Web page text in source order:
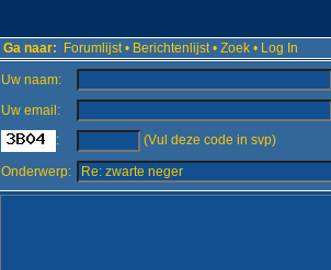
Ga naar: Forumlijst • Berichtenlijst • Zoek • Log In
Uw naam:
Uw email:
:
(Vul deze code in svp)
Onderwerp: